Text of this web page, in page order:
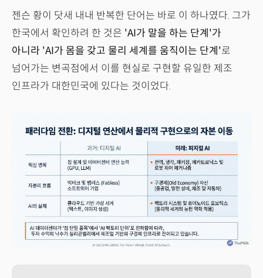
젠슨 황이 닷새 내내 반복한 단어는 바로 이 하나였다. 그가
한국에서 확인하려 한 것은 'AI가 말을 하는 단계'가
아니라 'AI가 몸을 갖고 물리 세계를 움직이는 단계'로
넘어가는 변곡점에서 이를 현실로 구현할 유일한 제조
인프라가 대한민국에 있다는 것이었다.